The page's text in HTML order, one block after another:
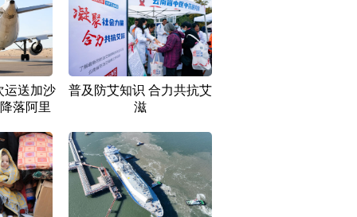
运送加沙
落阿里
普及防艾知识 合力共抗艾
滋